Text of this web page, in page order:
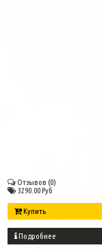
Отзывов (0)
3290.00 Руб
Купить
Подробнее